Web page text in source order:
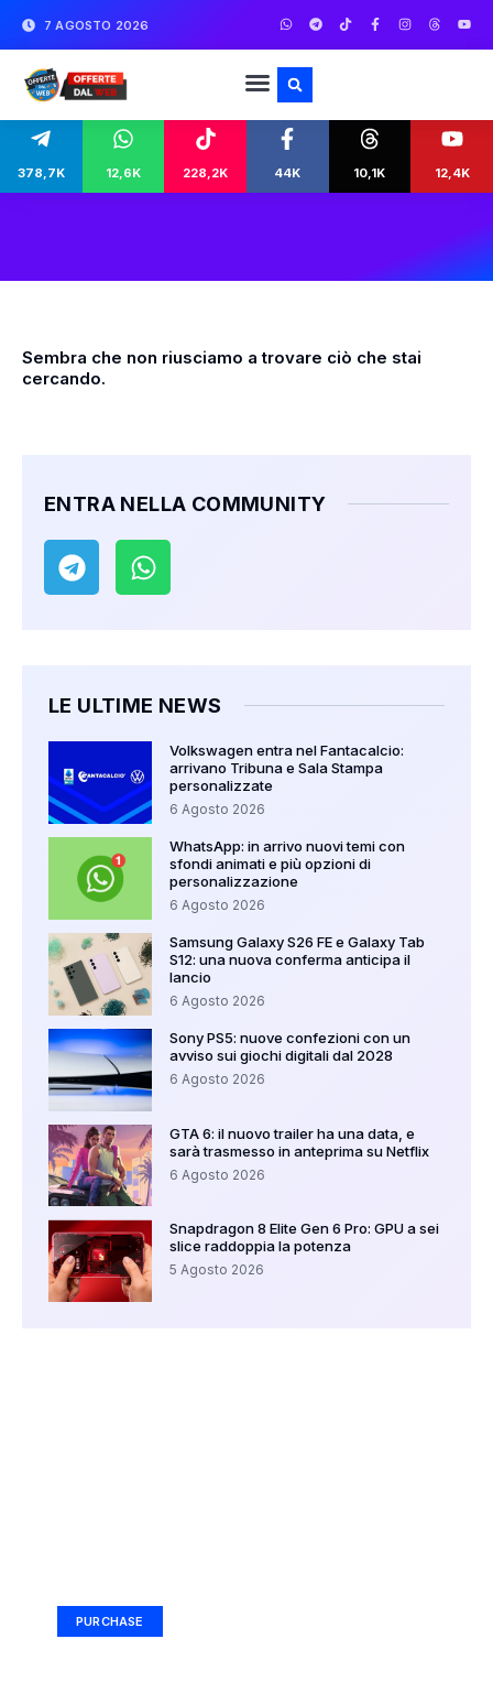
7 AGOSTO 2026
378,7K 12,6K 228,2K 44K 10,1K 12,4K
Sembra che non riusciamo a trovare ciò che stai
cercando.
ENTRA NELLA COMMUNITY
LE ULTIME NEWS
Volkswagen entra nel Fantacalcio:
arrivano Tribuna e Sala Stampa
personalizzate
6 Agosto 2026
WhatsApp: in arrivo nuovi temi con
sfondi animati e più opzioni di
personalizzazione
6 Agosto 2026
Samsung Galaxy S26 FE e Galaxy Tab
S12: una nuova conferma anticipa il
lancio
6 Agosto 2026
Sony PS5: nuove confezioni con un
avviso sui giochi digitali dal 2028
6 Agosto 2026
GTA 6: il nuovo trailer ha una data, e
sarà trasmesso in anteprima su Netflix
6 Agosto 2026
Snapdragon 8 Elite Gen 6 Pro: GPU a sei
slice raddoppia la potenza
5 Agosto 2026
PURCHASE